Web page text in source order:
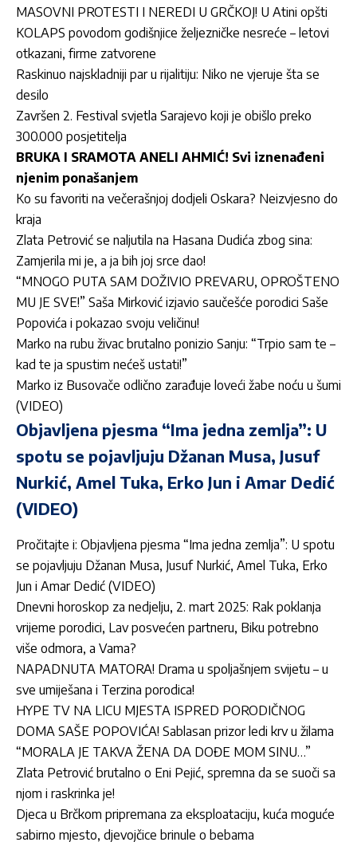
MASOVNI PROTESTI I NEREDI U GRČKOJ! U Atini opšti
KOLAPS povodom godišnjice željezničke nesreće – letovi
otkazani, firme zatvorene
Raskinuo najskladniji par u rijalitiju: Niko ne vjeruje šta se
desilo
Završen 2. Festival svjetla Sarajevo koji je obišlo preko
300.000 posjetitelja
BRUKA I SRAMOTA ANELI AHMIĆ! Svi iznenađeni
njenim ponašanjem
Ko su favoriti na večerašnjoj dodjeli Oskara? Neizvjesno do
kraja
Zlata Petrović se naljutila na Hasana Dudića zbog sina:
Zamjerila mi je, a ja bih joj srce dao!
“MNOGO PUTA SAM DOŽIVIO PREVARU, OPROŠTENO
MU JE SVE!” Saša Mirković izjavio saučešće porodici Saše
Popovića i pokazao svoju veličinu!
Marko na rubu živac brutalno ponizio Sanju: “Trpio sam te –
kad te ja spustim nećeš ustati!”
Marko iz Busovače odlično zarađuje loveći žabe noću u šumi
(VIDEO)
Objavljena pjesma “Ima jedna zemlja”: U
spotu se pojavljuju Džanan Musa, Jusuf
Nurkić, Amel Tuka, Erko Jun i Amar Dedić
(VIDEO)
Pročitajte i: Objavljena pjesma “Ima jedna zemlja”: U spotu
se pojavljuju Džanan Musa, Jusuf Nurkić, Amel Tuka, Erko
Jun i Amar Dedić (VIDEO)
Dnevni horoskop za nedjelju, 2. mart 2025: Rak poklanja
vrijeme porodici, Lav posvećen partneru, Biku potrebno
više odmora, a Vama?
NAPADNUTA MATORA! Drama u spoljašnjem svijetu – u
sve umiješana i Terzina porodica!
HYPE TV NA LICU MJESTA ISPRED PORODIČNOG
DOMA SAŠE POPOVIĆA! Sablasan prizor ledi krv u žilama
“MORALA JE TAKVA ŽENA DA DOĐE MOM SINU…”
Zlata Petrović brutalno o Eni Pejić, spremna da se suoči sa
njom i raskrinka je!
Djeca u Brčkom pripremana za eksploataciju, kuća moguće
sabirno mjesto, djevojčice brinule o bebama